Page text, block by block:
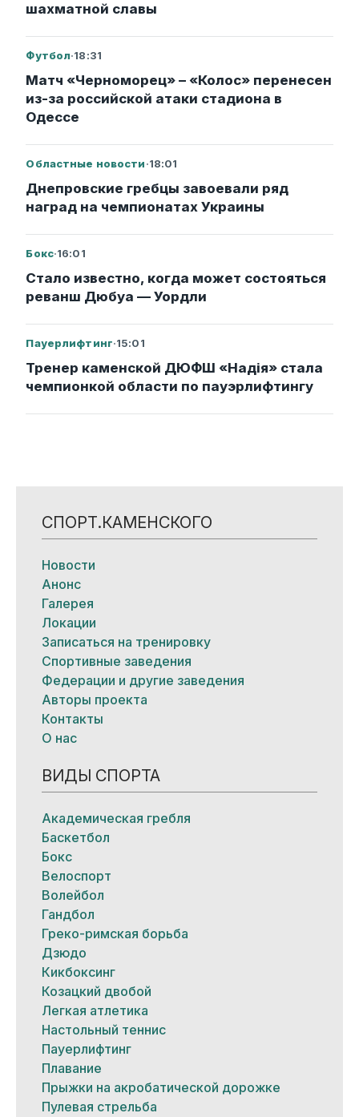
шахматной славы
Футбол·18:31
Матч «Черноморец» – «Колос» перенесен
из-за российской атаки стадиона в
Одессе
Областные новости·18:01
Днепровские гребцы завоевали ряд
наград на чемпионатах Украины
Бокс·16:01
Стало известно, когда может состояться
реванш Дюбуа — Уордли
Пауерлифтинг·15:01
Тренер каменской ДЮФШ «Надія» стала
чемпионкой области по пауэрлифтингу
СПОРТ.КАМЕНСКОГО
Новости
Анонс
Галерея
Локации
Записаться на тренировку
Спортивные заведения
Федерации и другие заведения
Авторы проекта
Контакты
О нас
ВИДЫ СПОРТА
Академическая гребля
Баскетбол
Бокс
Велоспорт
Волейбол
Гандбол
Греко-римская борьба
Дзюдо
Кикбоксинг
Козацкий двобой
Легкая атлетика
Настольный теннис
Пауерлифтинг
Плавание
Прыжки на акробатической дорожке
Пулевая стрельба